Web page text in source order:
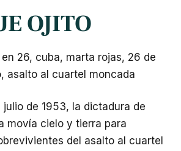
OJITO
julio de 1953, la dictadura de
movía cielo y tierra para
del asalto al cuartel